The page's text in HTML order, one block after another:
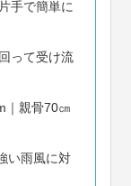
手で簡単に
って受け流
｜親骨70㎝
い雨風に対